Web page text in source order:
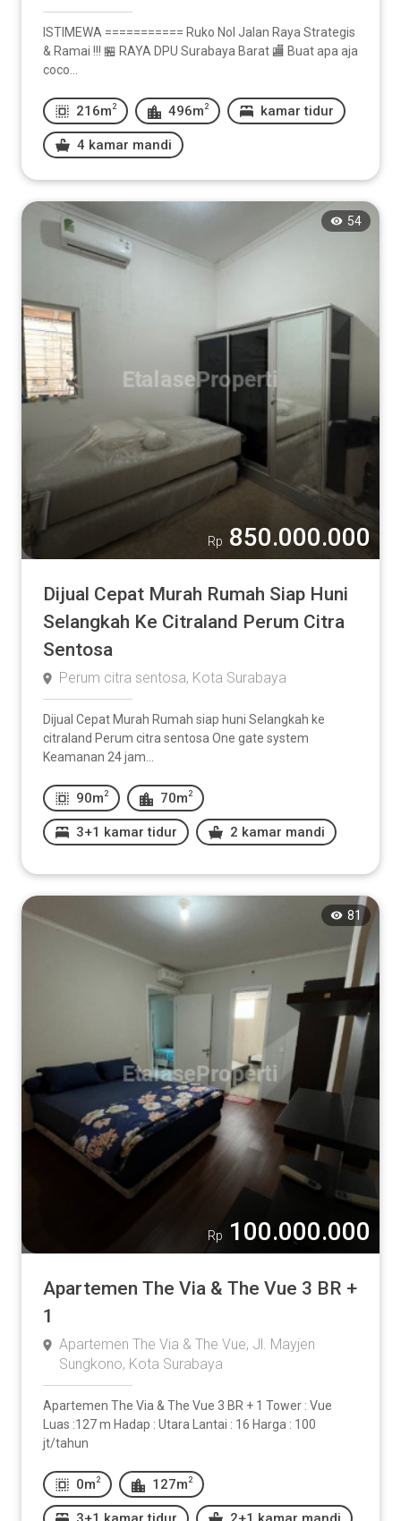
ISTIMEWA =========== Ruko Nol Jalan Raya Strategis
& Ramai !!! 🏪 RAYA DPU Surabaya Barat 🏬 Buat apa aja
coco...
216m 2 496m 2 kamar tidur
4 kamar mandi
54
Rp 850.000.000
Dijual Cepat Murah Rumah Siap Huni
Selangkah Ke Citraland Perum Citra
Sentosa
Perum citra sentosa, Kota Surabaya
Dijual Cepat Murah Rumah siap huni Selangkah ke
citraland Perum citra sentosa One gate system
Keamanan 24 jam...
90m 2 70m 2
3+1 kamar tidur 2 kamar mandi
81
Rp 100.000.000
Apartemen The Via & The Vue 3 BR +
1
Apartemen The Via & The Vue, Jl. Mayjen
Sungkono, Kota Surabaya
Apartemen The Via & The Vue 3 BR + 1 Tower : Vue
Luas :127 m Hadap : Utara Lantai : 16 Harga : 100
jt/tahun
0m 2 127m 2